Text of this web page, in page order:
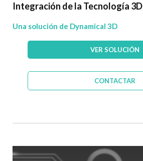
Integración de la Tecnología 3D
Una solución de Dynamical 3D
VER SOLUCIÓN
CONTACTAR